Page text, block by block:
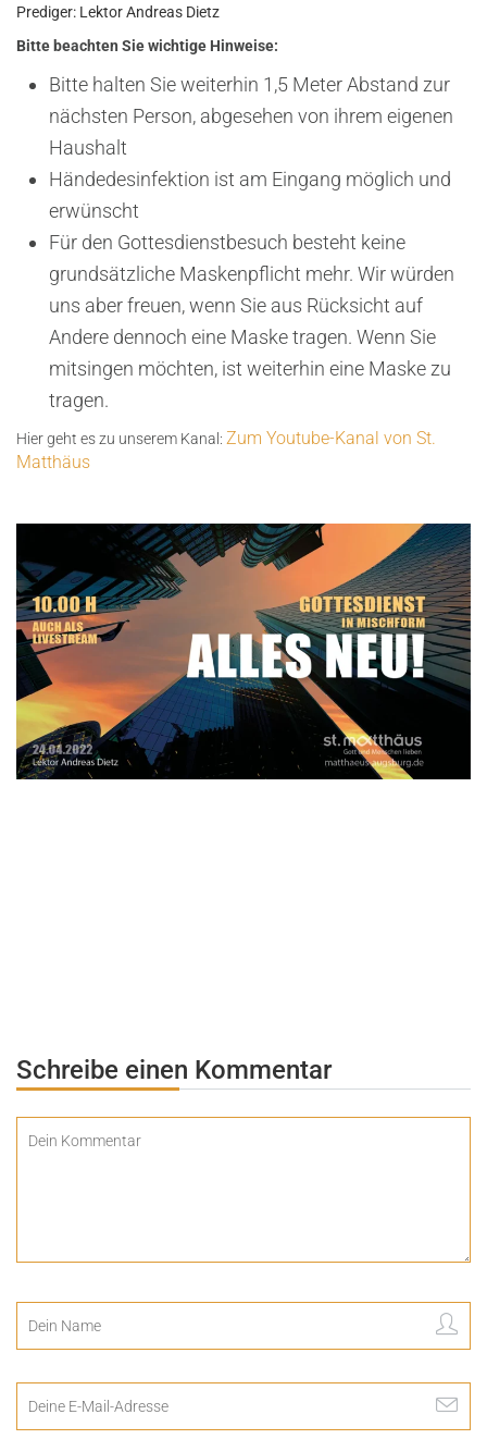
Prediger: Lektor Andreas Dietz
Bitte beachten Sie wichtige Hinweise:
Bitte halten Sie weiterhin 1,5 Meter Abstand zur
nächsten Person, abgesehen von ihrem eigenen
Haushalt
Händedesinfektion ist am Eingang möglich und
erwünscht
Für den Gottesdienstbesuch besteht keine
grundsätzliche Maskenpflicht mehr. Wir würden
uns aber freuen, wenn Sie aus Rücksicht auf
Andere dennoch eine Maske tragen. Wenn Sie
mitsingen möchten, ist weiterhin eine Maske zu
tragen.
Hier geht es zu unserem Kanal: Zum Youtube-Kanal von St.
Matthäus
Schreibe einen Kommentar